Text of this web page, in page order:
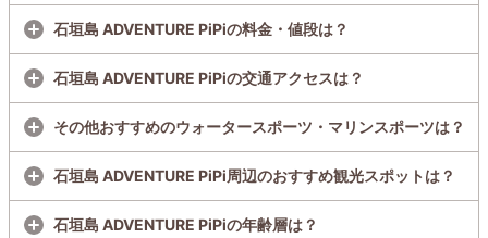
石垣島 ADVENTURE PiPiの料金・値段は？
石垣島 ADVENTURE PiPiの交通アクセスは？
その他おすすめのウォータースポーツ・マリンスポーツは？
石垣島 ADVENTURE PiPi周辺のおすすめ観光スポットは？
石垣島 ADVENTURE PiPiの年齢層は？